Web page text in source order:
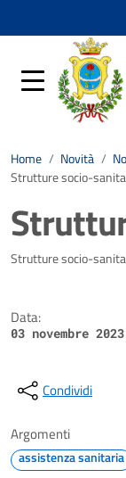
Home / Novità /
Strutture socio-
Dettagli
Strutture socio-
Data:
03 novembre 2023
Condividi
Argomenti
assistenza sanitaria